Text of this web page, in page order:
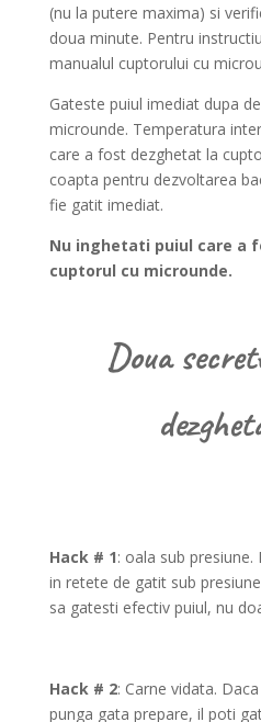
(nu la putere maxima) si
doua minute. Pentru
manualul cuptorului cu
Gateste puiul imediat dupa
microunde. Temperatura
care a fost dezghetat la
coapta pentru dezvoltarea
fie gatit imediat.
Nu inghetati puiul care a
cuptorul cu microunde.
Doua
Hack # 1: oala sub
in retete de gatit sub
sa gatesti efectiv puiul, nu
Hack # 2: Carne vidata.
punga gata prepare, il poti